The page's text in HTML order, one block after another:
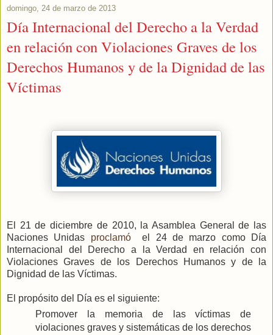
domingo, 24 de marzo de 2013
Día Internacional del Derecho a la Verdad
en relación con Violaciones Graves de los
Derechos Humanos y de la Dignidad de las
Víctimas
El 21 de diciembre de 2010, la Asamblea General de las
Naciones Unidas proclamóel 24 de marzo como Día
Internacional del Derecho a la Verdad en relación con
Violaciones Graves de los Derechos Humanos y de la
Dignidad de las Víctimas.
El propósito del Día es el siguiente:
Promover la memoria de las víctimas de
violaciones graves y sistemáticas de los derechos